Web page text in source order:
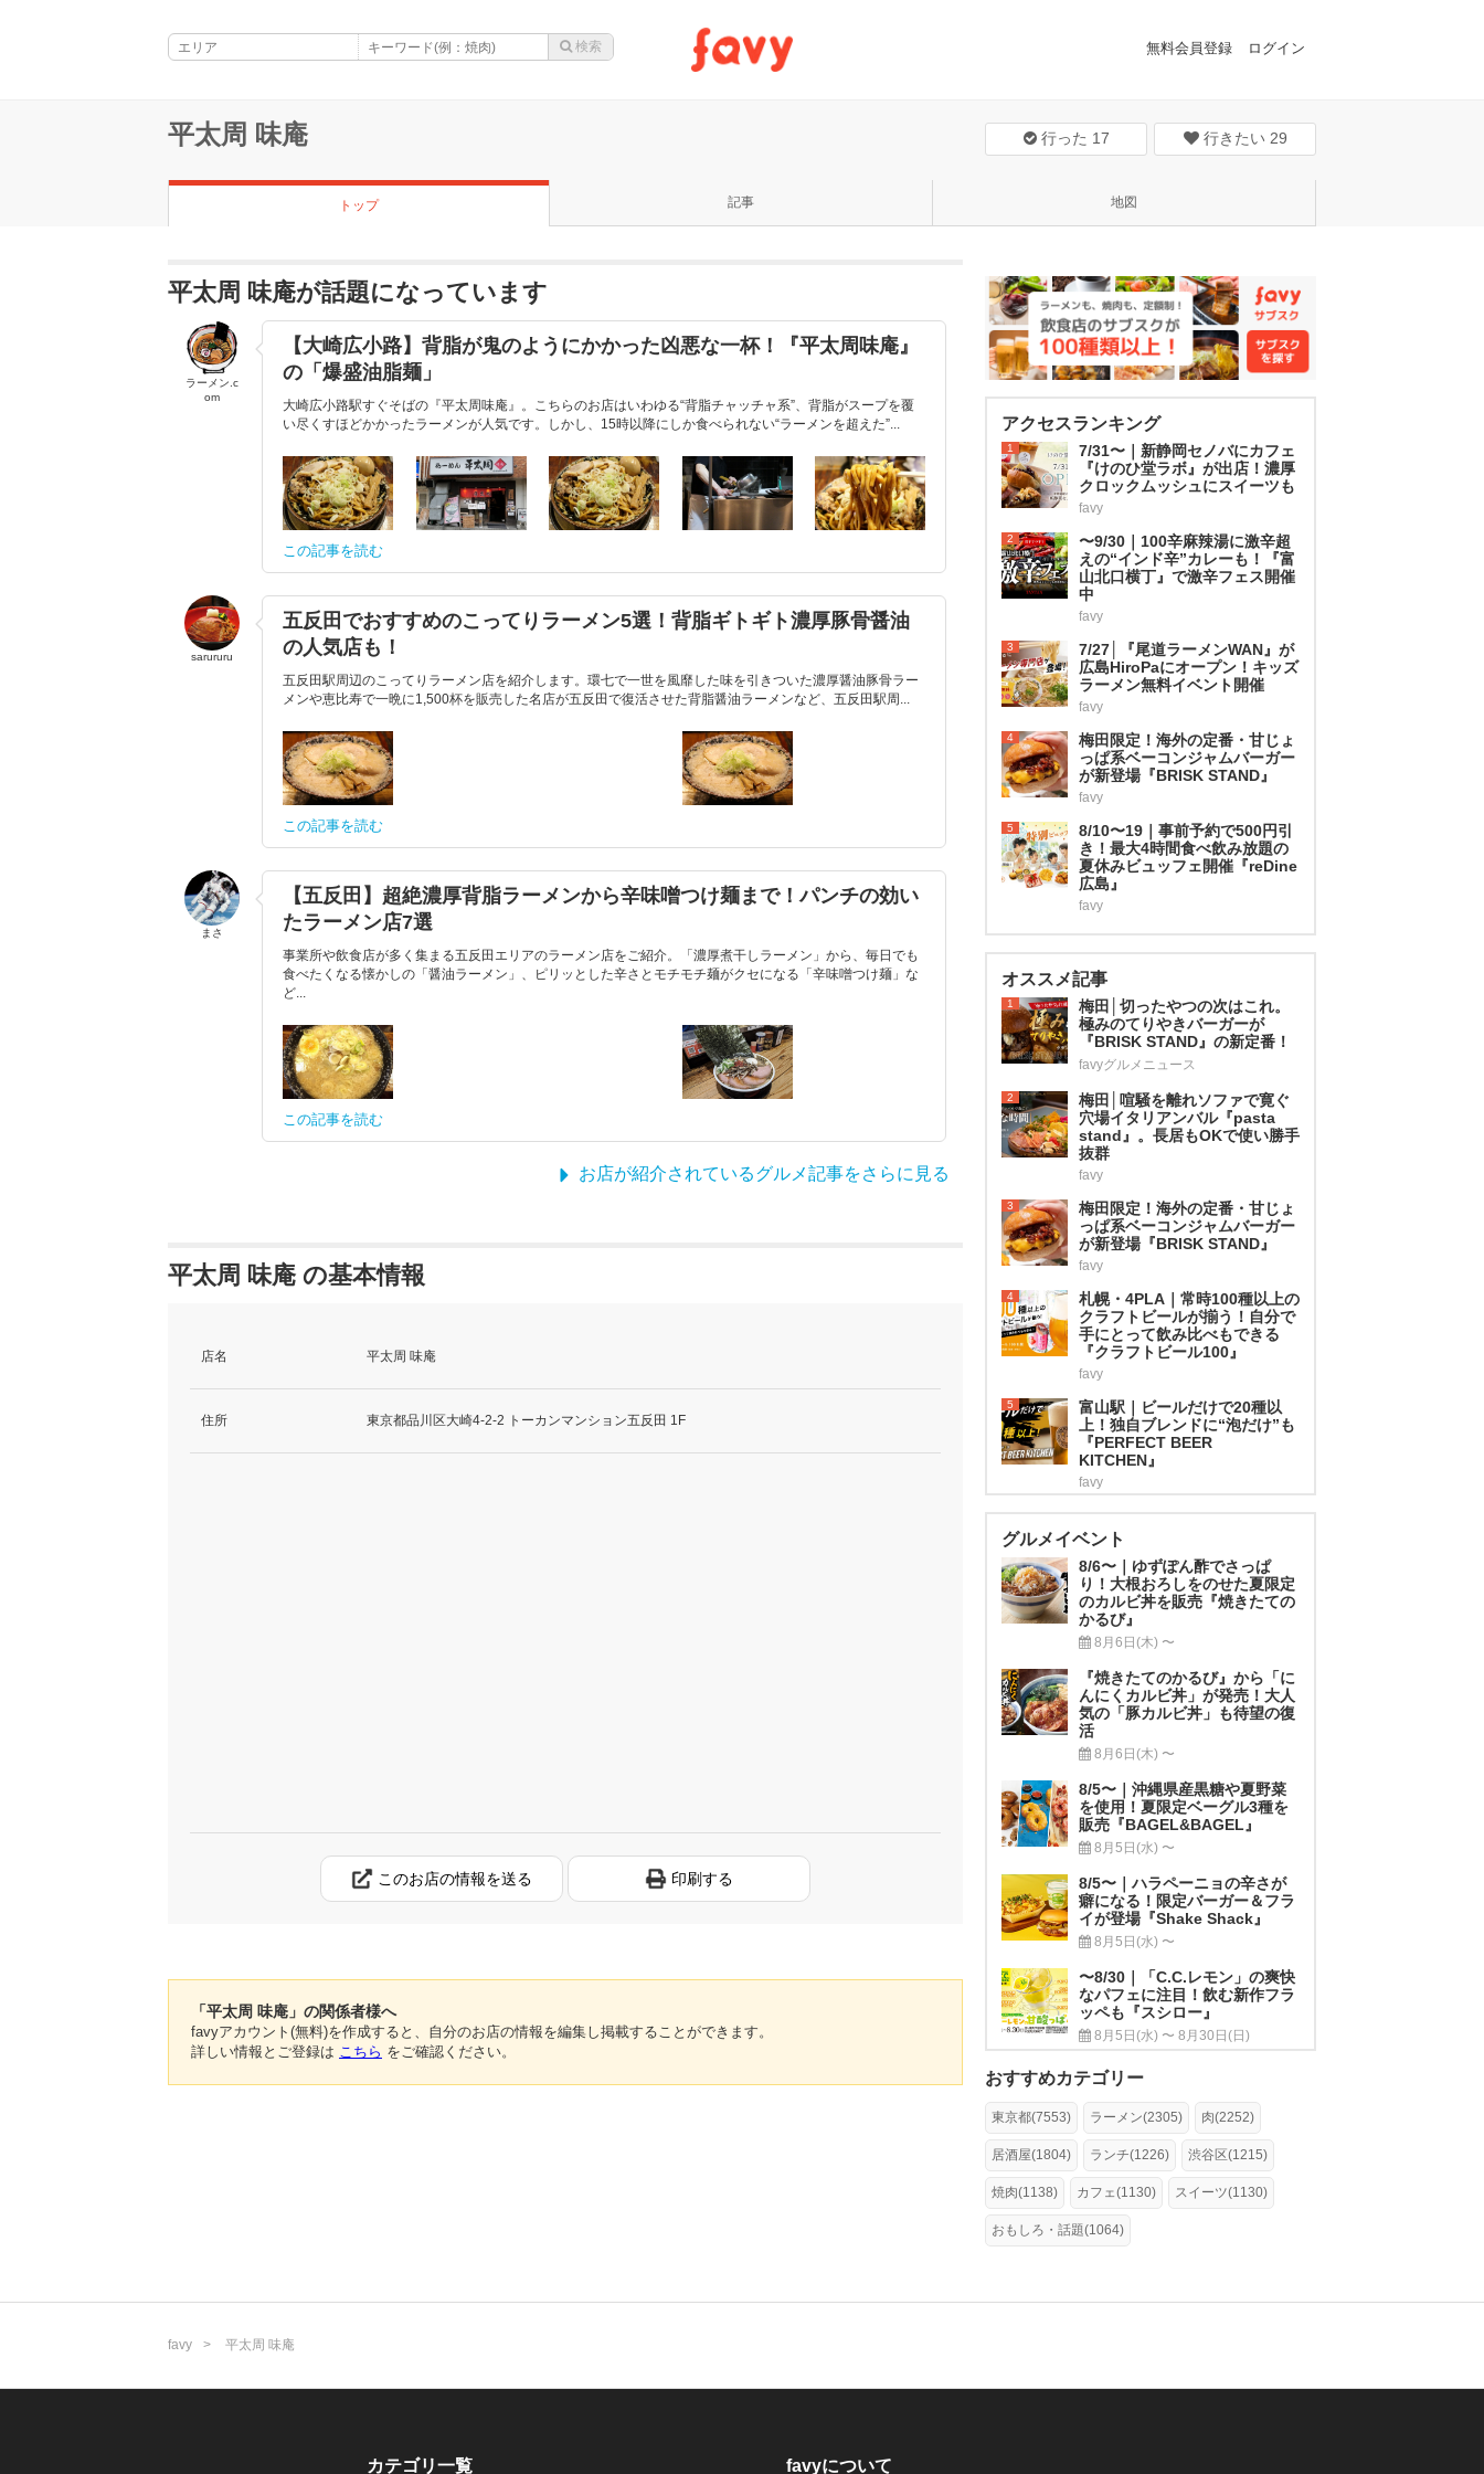
無料会員登録 ログイン
平太周 味庵 行った 17 行きたい 29
トップ 記事 地図
平太周 味庵が話題になっています
ラーメン.c
om
【大崎広小路】背脂が鬼のようにかかった凶悪な一杯！『平太周味庵』
の「爆盛油脂麺」
大崎広小路駅すぐそばの『平太周味庵』。こちらのお店はいわゆる“背脂チャッチャ系”、背脂がスープを覆
い尽くすほどかかったラーメンが人気です。しかし、15時以降にしか食べられない“ラーメンを超えた”...
この記事を読む
sarururu
五反田でおすすめのこってりラーメン5選！背脂ギトギト濃厚豚骨醤油
の人気店も！
五反田駅周辺のこってりラーメン店を紹介します。環七で一世を風靡した味を引きついた濃厚醤油豚骨ラー
メンや恵比寿で一晩に1,500杯を販売した名店が五反田で復活させた背脂醤油ラーメンなど、五反田駅周...
この記事を読む
まさ
【五反田】超絶濃厚背脂ラーメンから辛味噌つけ麺まで！パンチの効い
たラーメン店7選
事業所や飲食店が多く集まる五反田エリアのラーメン店をご紹介。「濃厚煮干しラーメン」から、毎日でも
食べたくなる懐かしの「醤油ラーメン」、ピリッとした辛さとモチモチ麺がクセになる「辛味噌つけ麺」な
ど...
この記事を読む
お店が紹介されているグルメ記事をさらに見る
平太周 味庵 の基本情報
店名 平太周 味庵
住所 東京都品川区大崎4-2-2 トーカンマンション五反田 1F
このお店の情報を送る 印刷する
「平太周 味庵」の関係者様へ
favyアカウント(無料)を作成すると、自分のお店の情報を編集し掲載することができます。
詳しい情報とご登録は こちら をご確認ください。
アクセスランキング
1
7/31〜｜新静岡セノバにカフェ
『けのひ堂ラボ』が出店！濃厚
クロックムッシュにスイーツも
favy
2
〜9/30｜100辛麻辣湯に激辛超
えの“インド辛”カレーも！『富
山北口横丁』で激辛フェス開催
中
favy
3
7/27│『尾道ラーメンWAN』が
広島HiroPaにオープン！キッズ
ラーメン無料イベント開催
favy
4
梅田限定！海外の定番・甘じょ
っぱ系ベーコンジャムバーガー
が新登場『BRISK STAND』
favy
5
8/10〜19｜事前予約で500円引
き！最大4時間食べ飲み放題の
夏休みビュッフェ開催『reDine
広島』
favy
オススメ記事
1
梅田│切ったやつの次はこれ。
極みのてりやきバーガーが
『BRISK STAND』の新定番！
favyグルメニュース
2
梅田│喧騒を離れソファで寛ぐ
穴場イタリアンバル『pasta
stand』。長居もOKで使い勝手
抜群
favy
3
梅田限定！海外の定番・甘じょ
っぱ系ベーコンジャムバーガー
が新登場『BRISK STAND』
favy
4
札幌・4PLA｜常時100種以上の
クラフトビールが揃う！自分で
手にとって飲み比べもできる
『クラフトビール100』
favy
5
富山駅｜ビールだけで20種以
上！独自ブレンドに“泡だけ”も
『PERFECT BEER
KITCHEN』
favy
グルメイベント
8/6〜｜ゆずぽん酢でさっぱ
り！大根おろしをのせた夏限定
のカルビ丼を販売『焼きたての
かるび』
8月6日(木) 〜
『焼きたてのかるび』から「に
んにくカルビ丼」が発売！大人
気の「豚カルビ丼」も待望の復
活
8月6日(木) 〜
8/5〜｜沖縄県産黒糖や夏野菜
を使用！夏限定ベーグル3種を
販売『BAGEL&BAGEL』
8月5日(水) 〜
8/5〜｜ハラペーニョの辛さが
癖になる！限定バーガー＆フラ
イが登場『Shake Shack』
8月5日(水) 〜
〜8/30｜「C.C.レモン」の爽快
なパフェに注目！飲む新作フラ
ッペも『スシロー』
8月5日(水) 〜 8月30日(日)
おすすめカテゴリー
東京都(7553) ラーメン(2305) 肉(2252)
居酒屋(1804) ランチ(1226) 渋谷区(1215)
焼肉(1138) カフェ(1130) スイーツ(1130)
おもしろ・話題(1064)
favy 平太周 味庵
カテゴリ一覧 favyについて